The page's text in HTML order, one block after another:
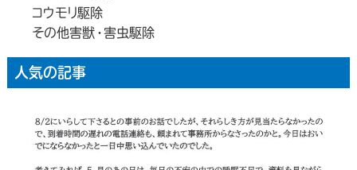
コウモリ駆除
その他害獣・害虫駆除
人気の記事